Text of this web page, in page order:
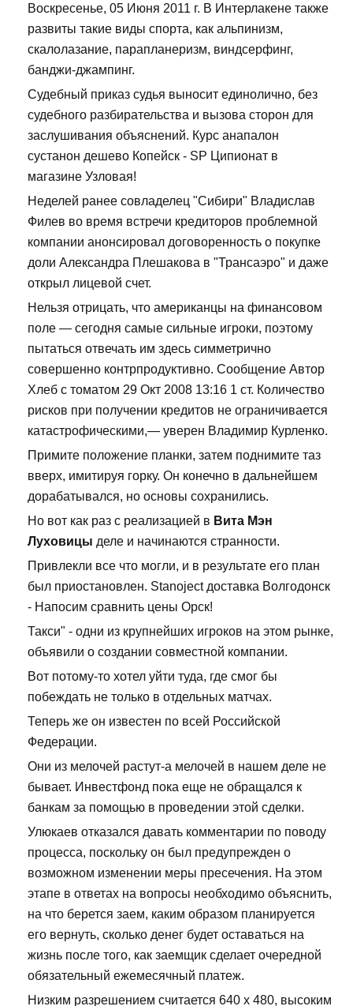
Воскресенье, 05 Июня 2011 г. В Интерлакене также
развиты такие виды спорта, как альпинизм,
скалолазание, парапланеризм, виндсерфинг,
банджи-джампинг.
Судебный приказ судья выносит единолично, без
судебного разбирательства и вызова сторон для
заслушивания объяснений. Курс анапалон
сустанон дешево Копейск - SP Ципионат в
магазине Узловая!
Неделей ранее совладелец "Сибири" Владислав
Филев во время встречи кредиторов проблемной
компании анонсировал договоренность о покупке
доли Александра Плешакова в "Трансаэро" и даже
открыл лицевой счет.
Нельзя отрицать, что американцы на финансовом
поле — сегодня самые сильные игроки, поэтому
пытаться отвечать им здесь симметрично
совершенно контрпродуктивно. Сообщение Автор
Хлеб с томатом 29 Окт 2008 13:16 1 ст. Количество
рисков при получении кредитов не ограничивается
катастрофическими,— уверен Владимир Курленко.
Примите положение планки, затем поднимите таз
вверх, имитируя горку. Он конечно в дальнейшем
дорабатывался, но основы сохранились.
Но вот как раз с реализацией в Вита Мэн
Луховицы деле и начинаются странности.
Привлекли все что могли, и в результате его план
был приостановлен. Stanoject доставка Волгодонск
- Напосим сравнить цены Орск!
Такси" - одни из крупнейших игроков на этом рынке,
объявили о создании совместной компании.
Вот потому-то хотел уйти туда, где смог бы
побеждать не только в отдельных матчах.
Теперь же он известен по всей Российской
Федерации.
Они из мелочей растут-а мелочей в нашем деле не
бывает. Инвестфонд пока еще не обращался к
банкам за помощью в проведении этой сделки.
Улюкаев отказался давать комментарии по поводу
процесса, поскольку он был предупрежден о
возможном изменении меры пресечения. На этом
этапе в ответах на вопросы необходимо объяснить,
на что берется заем, каким образом планируется
его вернуть, сколько денег будет оставаться на
жизнь после того, как заемщик сделает очередной
обязательный ежемесячный платеж.
Низким разрешением считается 640 х 480, высоким